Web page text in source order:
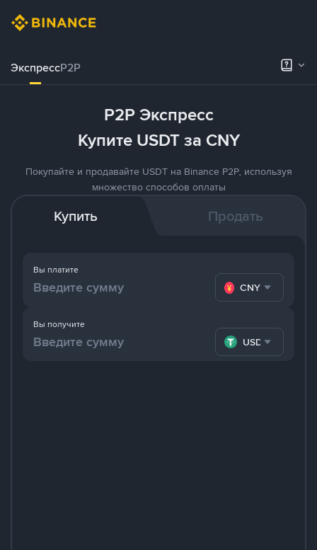
ЭкспрессP2P
P2P Экспресс
Купите USDT за CNY
Покупайте и продавайте USDT на Binance P2P, используя
множество способов оплаты
Купить Продать
Вы платите
CNY
Вы получите
USDT